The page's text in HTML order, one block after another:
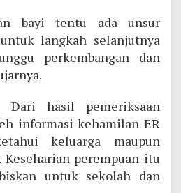
bayi tentu ada unsur
langkah selanjutnya
perkembangan dan
Dari hasil pemeriksaan
informasi kehamilan ER
keluarga maupun
perempuan itu
untuk sekolah dan